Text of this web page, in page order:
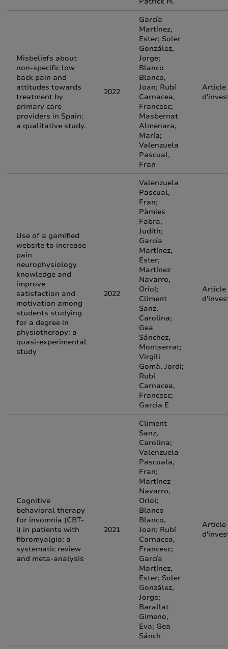
Misbeliefs about
non-specific low
back pain and
attitudes towards
treatment by
primary care
providers in Spain:
a qualitative study.
2022
García
Martínez,
Ester; Soler
González,
Jorge;
Blanco
Blanco,
Joan; Rubí
Carnacea,
Francesc;
Masbernat
Almenara,
María;
Valenzuela
Pascual,
Fran
Article
Use of a gamified
website to increase
pain
neurophysiology
knowledge and
improve
satisfaction and
motivation among
students studying
for a degree in
physiotherapy: a
quasi‑experimental
study
2022
Valenzuela
Pascual,
Fran;
Pàmies
Fabra,
Judith;
García
Martínez,
Ester;
Martínez
Navarro,
Oriol;
Climent
Sanz,
Carolina;
Gea
Sánchez,
Montserrat;
Virgili
Gomà, Jordi;
Rubí
Carnacea,
Francesc;
Garcia E
Article
Cognitive
behavioral therapy
for insomnia (CBT-
i) in patients with
fibromyalgia: a
systematic review
and meta-analysis
2021
Climent
Sanz,
Carolina;
Valenzuela
Pascuala,
Fran;
Martínez
Navarro,
Oriol;
Blanco
Blanco,
Joan; Rubí
Carnacea,
Francesc;
García
Martínez,
Ester; Soler
González,
Jorge;
Barallat
Gimeno,
Eva; Gea
Sánch
Article